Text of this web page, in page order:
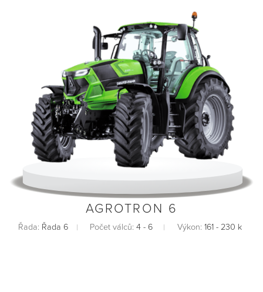
AGROTRON 6
Řada: Řada 6 Počet válců: 4 - 6 Výkon: 161 - 230 k